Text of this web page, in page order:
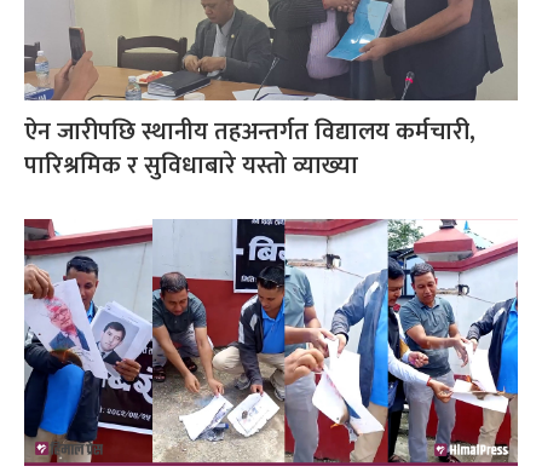
ऐन जारीपछि स्थानीय तहअन्तर्गत विद्यालय कर्मचारी,
पारिश्रमिक र सुविधाबारे यस्तो व्याख्या